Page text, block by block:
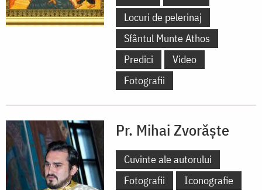
Locuri de pelerinaj
Sfântul Munte Athos
Predici
Video
Fotografii
Pr. Mihai Zvorăște
Cuvinte ale autorului
Fotografii
Iconografie